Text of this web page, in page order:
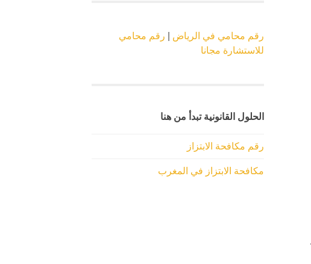
رقم محامي في الرياض
رقم محامي
للاستشارة مجانا
الحلول القانونية تبدأ من هنا
رقم مكافحة الابتزاز
مكافحة الابتزاز في المغرب